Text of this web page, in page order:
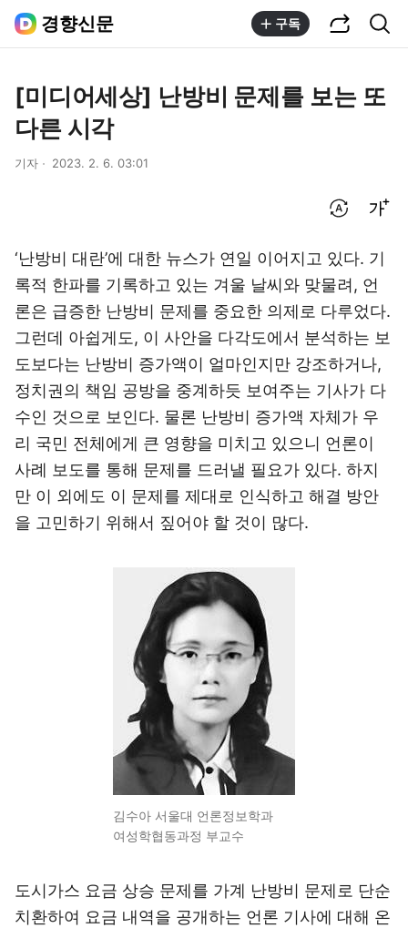
경향신문 구독
[미디어세상] 난방비 문제를 보는 또
다른 시각
기자 2023. 2. 6. 03:01
‘난방비 대란’에 대한 뉴스가 연일 이어지고 있다. 기
록적 한파를 기록하고 있는 겨울 날씨와 맞물려, 언
론은 급증한 난방비 문제를 중요한 의제로 다루었다.
그런데 아쉽게도, 이 사안을 다각도에서 분석하는 보
도보다는 난방비 증가액이 얼마인지만 강조하거나,
정치권의 책임 공방을 중계하듯 보여주는 기사가 다
수인 것으로 보인다. 물론 난방비 증가액 자체가 우
리 국민 전체에게 큰 영향을 미치고 있으니 언론이
사례 보도를 통해 문제를 드러낼 필요가 있다. 하지
만 이 외에도 이 문제를 제대로 인식하고 해결 방안
을 고민하기 위해서 짚어야 할 것이 많다.
김수아 서울대 언론정보학과
여성학협동과정 부교수
도시가스 요금 상승 문제를 가계 난방비 문제로 단순
치환하여 요금 내역을 공개하는 언론 기사에 대해 온